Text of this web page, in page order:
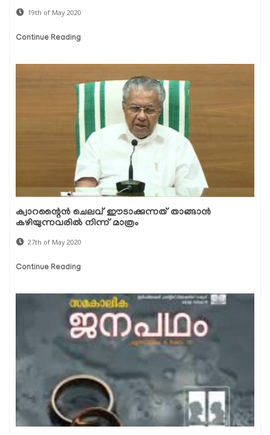
19th of May 2020
Continue Reading
ക്വാറന്റൈന്‍ ചെലവ് ഈടാക്കുന്നത് താങ്ങാന്‍
കഴിയുന്നവരില്‍ നിന്ന് മാത്രം
27th of May 2020
Continue Reading